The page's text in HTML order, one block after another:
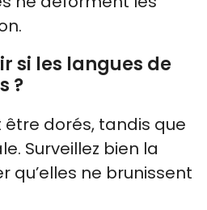
si les langues de
?
être dorés, tandis que
Surveillez bien la
qu’elles ne brunissent